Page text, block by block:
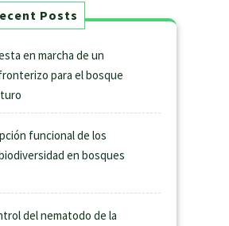
Posts
en marcha de un
para el bosque
funcional de los
en bosques
del nematodo de la